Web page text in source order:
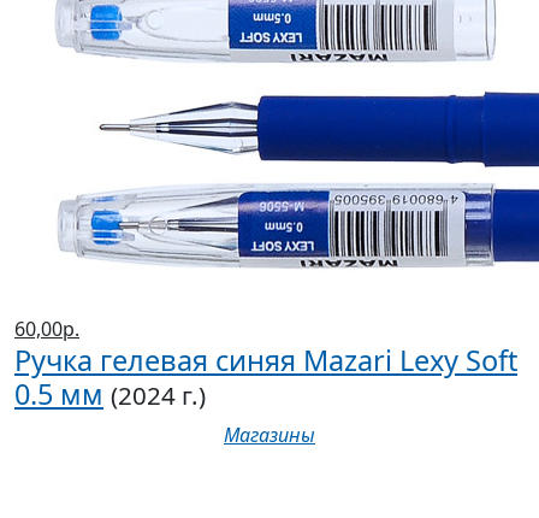
60,00р.
Ручка гелевая синяя Mazari Lexy Soft
0.5 мм (2024 г.)
Магазины